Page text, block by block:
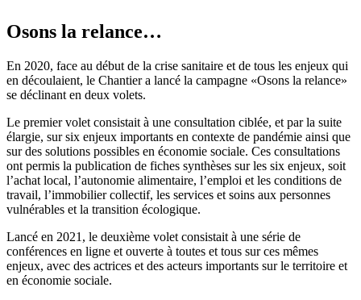
Osons la relance…
En 2020, face au début de la crise sanitaire et de tous les enjeux qui
en découlaient, le Chantier a lancé la campagne «Osons la relance»
se déclinant en deux volets.
Le premier volet consistait à une consultation ciblée, et par la suite
élargie, sur six enjeux importants en contexte de pandémie ainsi que
sur des solutions possibles en économie sociale. Ces consultations
ont permis la publication de fiches synthèses sur les six enjeux, soit
l’achat local, l’autonomie alimentaire, l’emploi et les conditions de
travail, l’immobilier collectif, les services et soins aux personnes
vulnérables et la transition écologique.
Lancé en 2021, le deuxième volet consistait à une série de
conférences en ligne et ouverte à toutes et tous sur ces mêmes
enjeux, avec des actrices et des acteurs importants sur le territoire et
en économie sociale.